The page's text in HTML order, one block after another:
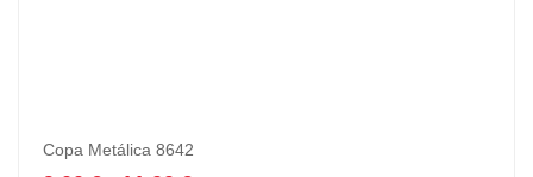
Copa Metálica 8642